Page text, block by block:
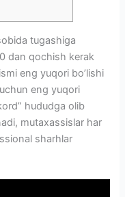
tugashiga
dan qochish kerak
eng yuqori bo’lishi
eng yuqori
hududga olib
mutaxassislar har
sharhlar